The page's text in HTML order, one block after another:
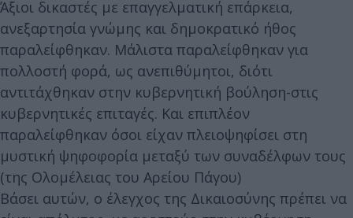
Άξιοι δικαστές με επαγγελματική επάρκεια,
ανεξαρτησία γνώμης και δημοκρατικό ήθος
παραλείφθηκαν. Μάλιστα παραλείφθηκαν για
πολλοστή φορά, ως ανεπιθύμητοι, διότι
αντιτάχθηκαν στην κυβερνητική βούληση-στις
κυβερνητικές επιταγές. Και επιπλέον
παραλείφθηκαν όσοι είχαν πλειοψηφίσει στη
μυστική ψηφοφορία μεταξύ των συναδέλφων τους
(της Ολομέλειας του Αρείου Πάγου)
Βάσει αυτών, ο έλεγχος της Δικαιοσύνης πρέπει να